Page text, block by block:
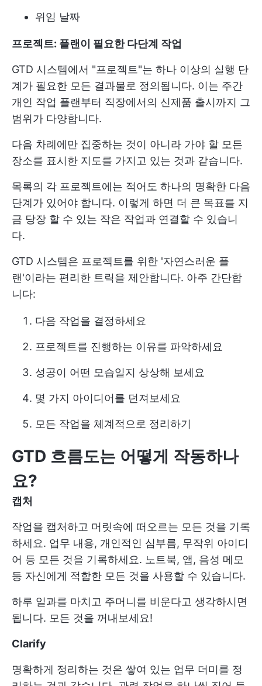
위임 날짜
프로젝트: 플랜이 필요한 다단계 작업
GTD 시스템에서 "프로젝트"는 하나 이상의 실행 단
계가 필요한 모든 결과물로 정의됩니다. 이는 주간
개인 작업 플랜부터 직장에서의 신제품 출시까지 그
범위가 다양합니다.
다음 차례에만 집중하는 것이 아니라 가야 할 모든
장소를 표시한 지도를 가지고 있는 것과 같습니다.
목록의 각 프로젝트에는 적어도 하나의 명확한 다음
단계가 있어야 합니다. 이렇게 하면 더 큰 목표를 지
금 당장 할 수 있는 작은 작업과 연결할 수 있습니
다.
GTD 시스템은 프로젝트를 위한 '자연스러운 플
랜'이라는 편리한 트릭을 제안합니다. 아주 간단합
니다:
다음 작업을 결정하세요
프로젝트를 진행하는 이유를 파악하세요
성공이 어떤 모습일지 상상해 보세요
몇 가지 아이디어를 던져보세요
모든 작업을 체계적으로 정리하기
GTD 흐름도는 어떻게 작동하나
요?
캡처
작업을 캡처하고 머릿속에 떠오르는 모든 것을 기록
하세요. 업무 내용, 개인적인 심부름, 무작위 아이디
어 등 모든 것을 기록하세요. 노트북, 앱, 음성 메모
등 자신에게 적합한 모든 것을 사용할 수 있습니다.
하루 일과를 마치고 주머니를 비운다고 생각하시면
됩니다. 모든 것을 꺼내보세요!
Clarify
명확하게 정리하는 것은 쌓여 있는 업무 더미를 정